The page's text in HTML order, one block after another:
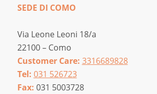
SEDE DI COMO
Via Leone Leoni 18/a
22100 – Como
Customer Care: 3316689828
Tel: 031 526723
Fax: 031 5003728